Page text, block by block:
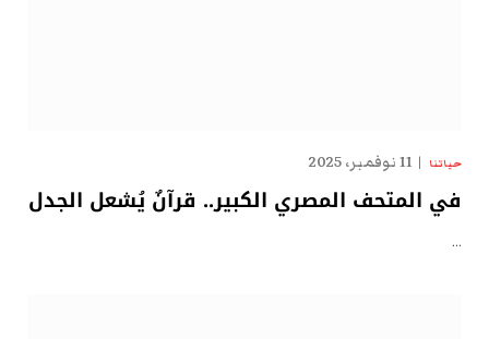
حياتنا 11 نوفمبر، 2025
في المتحف المصري الكبير.. قرآنٌ يُشعل الجدل
…